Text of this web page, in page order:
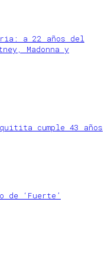
a 22 años del
Madonna y
cumple 43 años
de ‘Fuerte’